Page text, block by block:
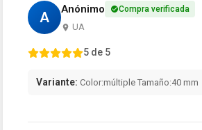
A Anónimo Compra verificada
UA
5 de 5
Variante: Color:múltiple Tamaño:40 mm